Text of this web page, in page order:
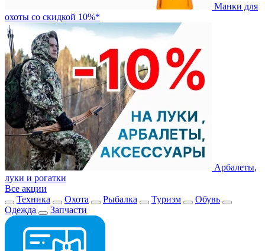
Манки для
охоты со скидкой 10%*
Арбалеты,
луки и рогатки
Все акции
Техника
Охота Рыбалка Туризм
Обувь
Одежда
Запчасти